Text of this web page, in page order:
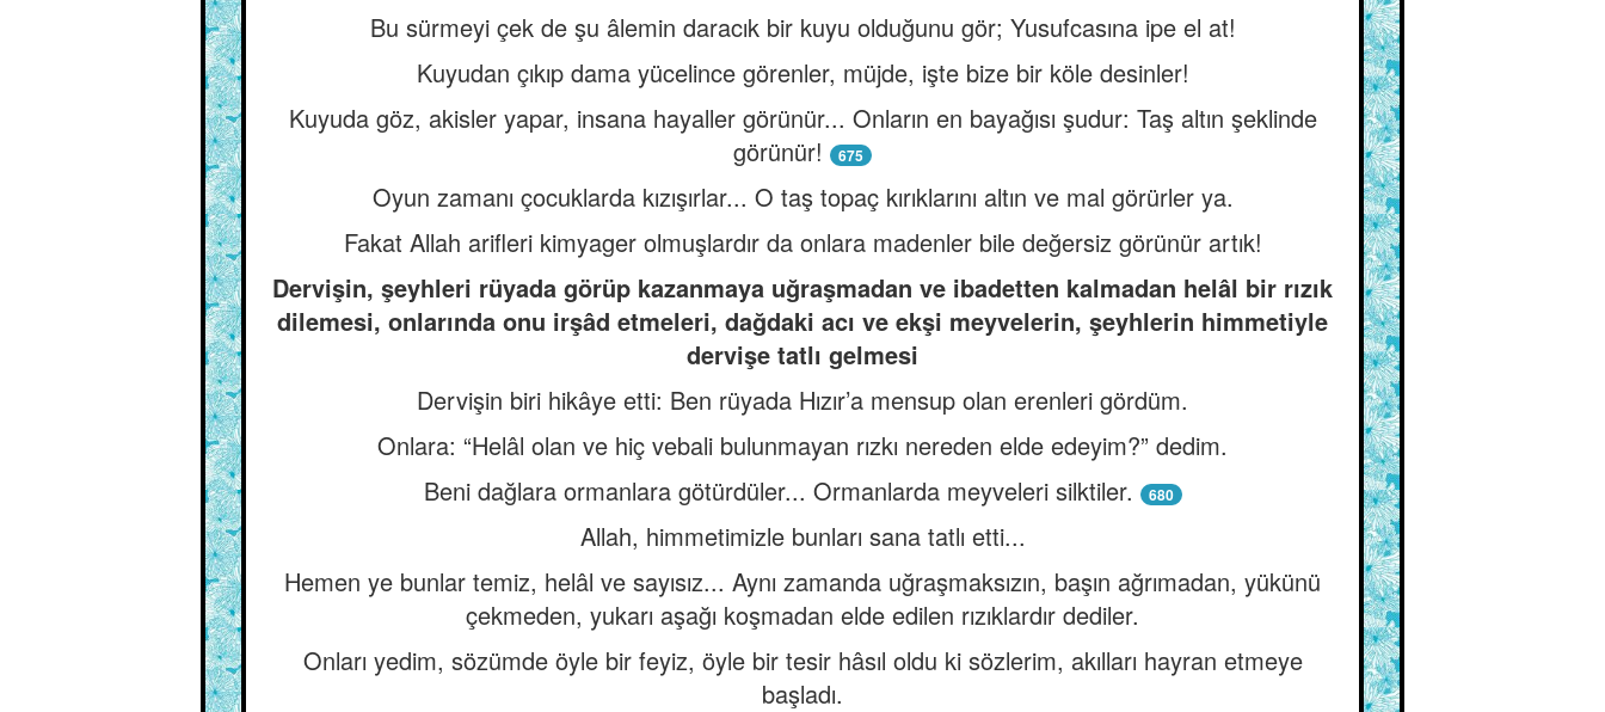
Bu sürmeyi çek de şu âlemin daracık bir kuyu olduğunu gör; Yusufcasına ipe el at!
Kuyudan çıkıp dama yücelince görenler, müjde, işte bize bir köle desinler!
Kuyuda göz, akisler yapar, insana hayaller görünür... Onların en bayağısı şudur: Taş altın şeklinde
görünür!
675
Oyun zamanı çocuklarda kızışırlar... O taş topaç kırıklarını altın ve mal görürler ya.
Fakat Allah arifleri kimyager olmuşlardır da onlara madenler bile değersiz görünür artık!
Dervişin, şeyhleri rüyada görüp kazanmaya uğraşmadan ve ibadetten kalmadan helâl bir rızık
dilemesi, onlarında onu irşâd etmeleri, dağdaki acı ve ekşi meyvelerin, şeyhlerin himmetiyle
dervişe tatlı gelmesi
Dervişin biri hikâye etti: Ben rüyada Hızır’a mensup olan erenleri gördüm.
Onlara: “Helâl olan ve hiç vebali bulunmayan rızkı nereden elde edeyim?” dedim.
Beni dağlara ormanlara götürdüler... Ormanlarda meyveleri silktiler.
680
Allah, himmetimizle bunları sana tatlı etti...
Hemen ye bunlar temiz, helâl ve sayısız... Aynı zamanda uğraşmaksızın, başın ağrımadan, yükünü
çekmeden, yukarı aşağı koşmadan elde edilen rızıklardır dediler.
Onları yedim, sözümde öyle bir feyiz, öyle bir tesir hâsıl oldu ki sözlerim, akılları hayran etmeye
başladı.